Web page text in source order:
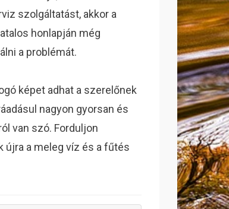
szolgáltatást, akkor a
honlapján még
a problémát.
képet adhat a szerelőnek
nagyon gyorsan és
van szó. Forduljon
újra a meleg víz és a fűtés